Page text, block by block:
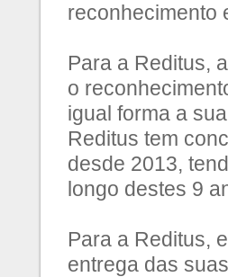
reconhecimento
Para a Reditus,
o
igual forma a
Reditus tem
desde 2013,
longo destes 9
Para a Reditus,
entrega das